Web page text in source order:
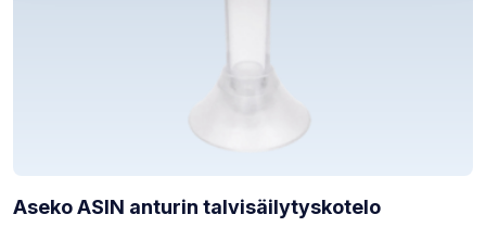
Aseko ASIN anturin talvisäilytyskotelo